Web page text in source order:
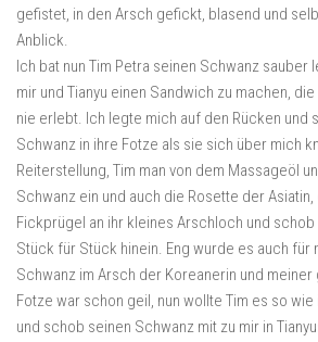
gefistet, in den Arsch gefickt, blasend und
Anblick.
Ich bat nun Tim Petra seinen Schwanz sauber
mir und Tianyu einen Sandwich zu machen,
nie erlebt. Ich legte mich auf den Rücken und
Schwanz in ihre Fotze als sie sich über mich
Reiterstellung, Tim man von dem Massageöl
Schwanz ein und auch die Rosette der
Fickprügel an ihr kleines Arschloch und
Stück für Stück hinein. Eng wurde es auch für
Schwanz im Arsch der Koreanerin und
Fotze war schon geil, nun wollte Tim es so
und schob seinen Schwanz mit zu mir in